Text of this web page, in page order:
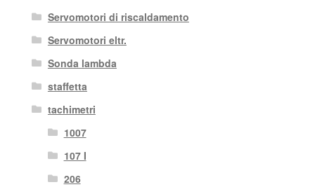
Servomotori di riscaldamento
Servomotori eltr.
Sonda lambda
staffetta
tachimetri
1007
107 I
206